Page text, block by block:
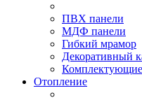
ПВХ панели
МДФ панели
Гибкий мрамор
Декоративный
Отопление